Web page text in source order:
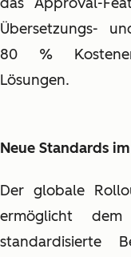
Übersetzungs-
80 %
Lösungen.
Neue Standards
Der globale
ermöglicht
standardisierte